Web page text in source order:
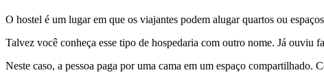
O hostel é um lugar em que os viajantes podem alugar quartos ou
Talvez você conheça esse tipo de hospedaria com outro nome. Já ouviu
Neste caso, a pessoa paga por uma cama em um espaço compartilhado.